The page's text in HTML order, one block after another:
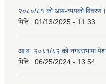
२०८०/८१ को आय-व्ययको विवरण।
मिति : 01/13/2025 - 11:33
आ.व. २०८१/८२ को नगरसभामा पेश
मिति : 06/25/2024 - 13:54